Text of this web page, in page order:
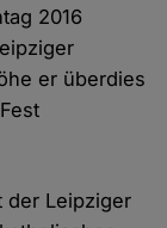
2016
er überdies
der Leipziger